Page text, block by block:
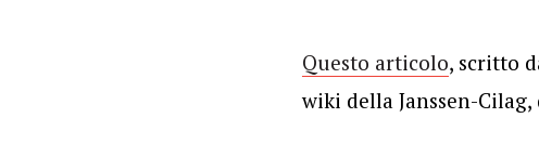
Questo articolo, scritto
wiki della Janssen-